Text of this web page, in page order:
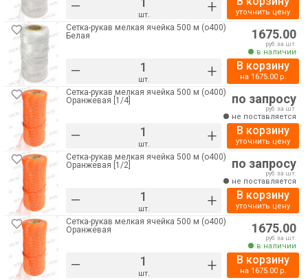
– шт. + уточнить цену
Сетка-рукав мелкая ячейка 500 м (о400)
Белая
– шт. +
1675.00
руб. за шт.
в наличии
В корзину
на 1675.00р.
Сетка-рукав мелкая ячейка 500 м (о400)
Оранжевая [1/4]
– шт. +
по запросу
руб. за шт.
не поставляется
В корзину
уточнить цену
Сетка-рукав мелкая ячейка 500 м (о400)
Оранжевая [1/2]
– шт. +
по запросу
руб. за шт.
не поставляется
В корзину
уточнить цену
Сетка-рукав мелкая ячейка 500 м (о400)
Оранжевая
– шт. +
1675.00
руб. за шт.
в наличии
В корзину
на 1675.00р.